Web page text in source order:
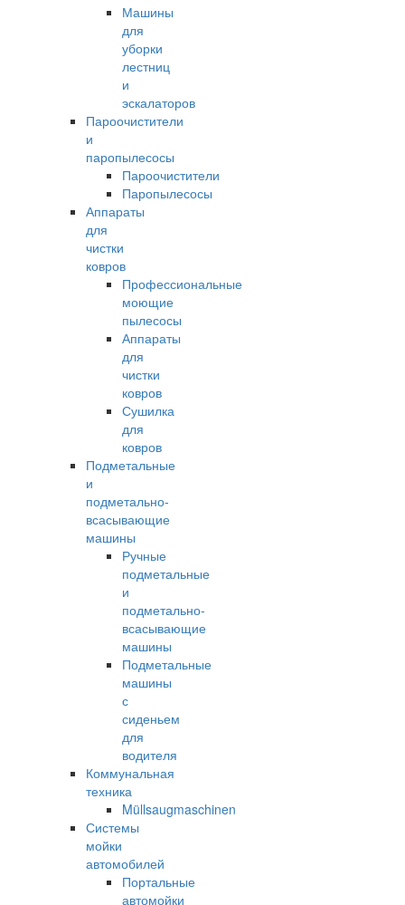
Машины
для
уборки
лестниц
и
эскалаторов
Пароочистители
и
паропылесосы
Пароочистители
Паропылесосы
Аппараты
для
чистки
ковров
Профессиональные
моющие
пылесосы
Аппараты
для
чистки
ковров
Сушилка
для
ковров
Подметальные
и
подметально-
всасывающие
машины
Ручные
подметальные
и
подметально-
всасывающие
машины
Подметальные
машины
с
сиденьем
для
водителя
Коммунальная
техника
Müllsaugmaschinen
Системы
мойки
автомобилей
Портальные
автомойки